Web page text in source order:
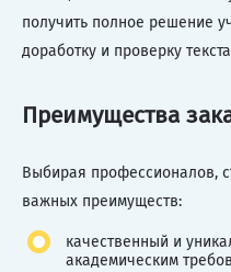
получить полное решение
доработку и проверку
Преимущества
Выбирая профессионалов,
важных преимуществ:
качественный и
академическим